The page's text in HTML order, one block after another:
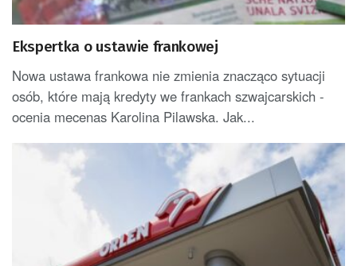
Ekspertka o ustawie frankowej
Nowa ustawa frankowa nie zmienia znacząco sytuacji
osób, które mają kredyty we frankach szwajcarskich -
ocenia mecenas Karolina Pilawska. Jak...